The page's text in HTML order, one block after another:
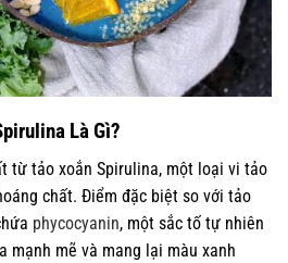
Là Gì?
từ tảo xoắn Spirulina, một loại vi tảo
chất. Điểm đặc biệt so với tảo
phycocyanin, một sắc tố tự nhiên
mạnh mẽ và mang lại màu xanh